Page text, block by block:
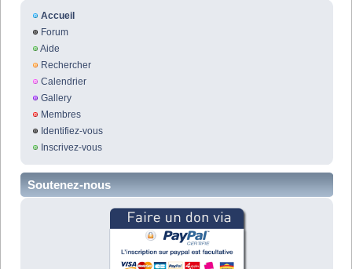
Accueil
Forum
Aide
Rechercher
Calendrier
Gallery
Membres
Identifiez-vous
Inscrivez-vous
Soutenez-nous